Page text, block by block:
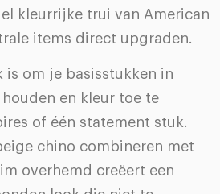
kleurrijke trui van American
items direct upgraden.
is om je basisstukken in
en kleur toe te
of één statement stuk.
chino combineren met
overhemd creëert een